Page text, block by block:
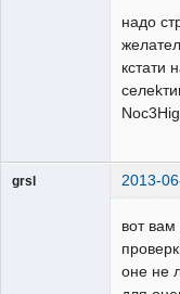
надо
кстати
grsl 2013-
вот
оне не